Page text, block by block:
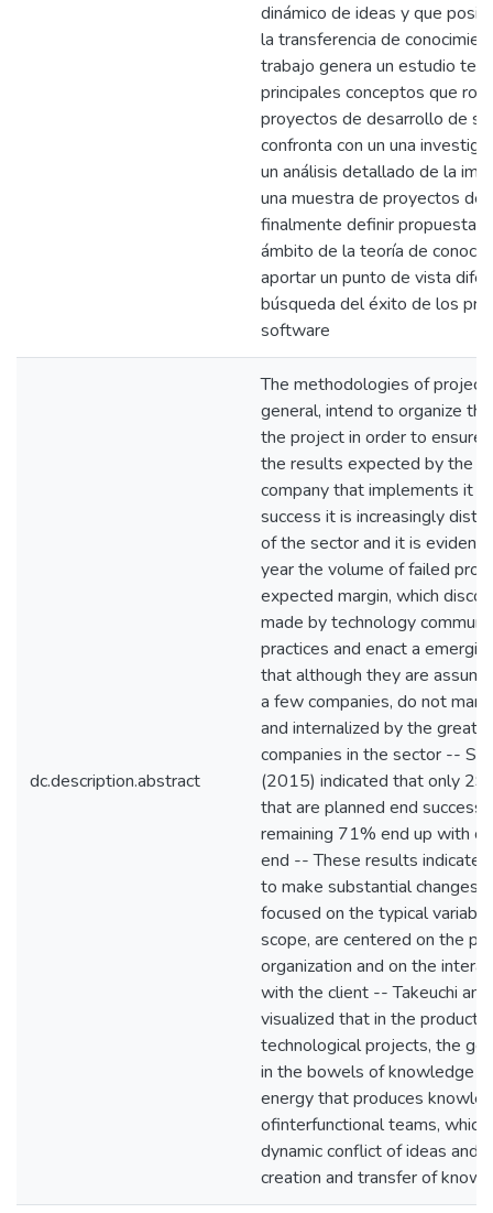
dinámico de ideas y que
la transferencia de
trabajo genera un estudio
principales conceptos que
proyectos de desarrollo de
confronta con un una
un análisis detallado de la
una muestra de proyectos del
finalmente definir propuestas
ámbito de la teoría de
aportar un punto de vista
búsqueda del éxito de los
software
dc.description.abstract
The methodologies of project
general, intend to organize
the project in order to ensure
the results expected by the
company that implements it
success it is increasingly
of the sector and it is
year the volume of failed
expected margin, which
made by technology
practices and enact a
that although they are
a few companies, do not
and internalized by the great
companies in the sector --
(2015) indicated that only
that are planned end
remaining 71% end up with
end -- These results indicate
to make substantial changes
focused on the typical
scope, are centered on the
organization and on the
with the client -- Takeuchi
visualized that in the
technological projects, the
in the bowels of knowledge
energy that produces
ofinterfunctional teams, which
dynamic conflict of ideas and
creation and transfer of